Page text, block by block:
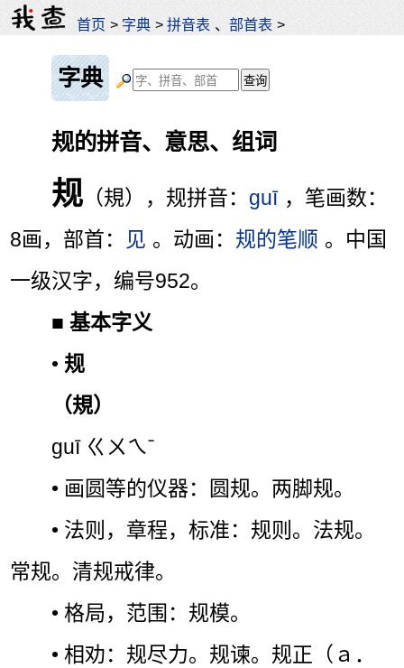
首页 > 字典 >拼音表 、部首表 >
字典
规的拼音、意思、组词
规 （規），规拼音： guī ，笔画数：
8画，部首：
见 。动画： 规的笔顺 。中国
一级汉字，编号952。
■基本字义
• 规
（規）
guī ㄍㄨㄟˉ
• 画圆等的仪器：圆规。两脚规。
• 法则，章程，标准：规则。法规。
常规。清规戒律。
• 格局，范围：规模。
• 相劝：规尽力。规谏。规正（ａ．